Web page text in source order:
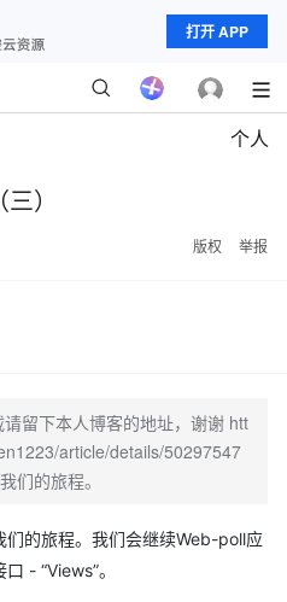
打开 APP
个人
）
版权 举报
留下本人博客的地址，谢谢 htt
article/details/50297547
们的旅程。
们的旅程。我们会继续Web-poll应
- “Views”。